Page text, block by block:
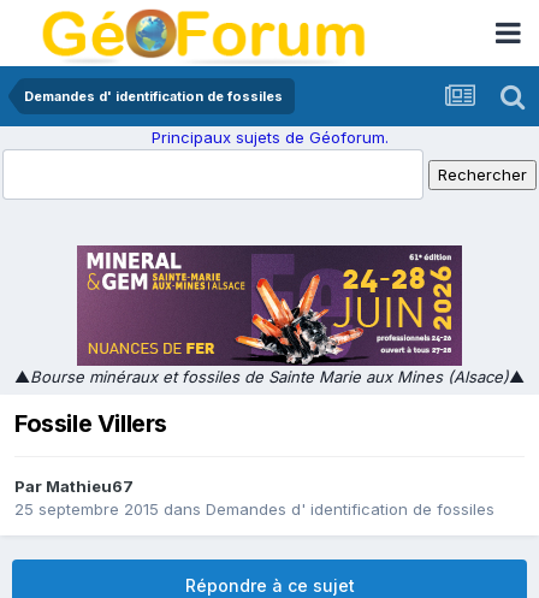
Demandes d' identification de fossiles
Principaux sujets de Géoforum.
▲Bourse minéraux et fossiles de Sainte Marie aux Mines (Alsace)▲
Fossile Villers
Par Mathieu67
25 septembre 2015 dans Demandes d' identification de fossiles
Répondre à ce sujet